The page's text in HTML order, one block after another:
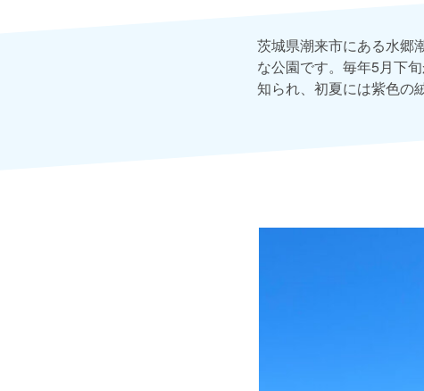
茨城県潮来市にある水郷
な公園です。毎年5月下
知られ、初夏には紫色の